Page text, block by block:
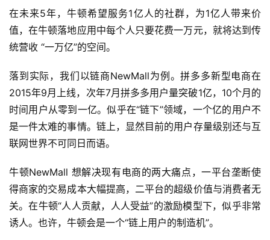
在未来5年，牛顿希望服务1亿人的社群，为1亿人带来价
值，在牛顿落地应用中每个人只要花费一万元，就将达到传
统营收 “一万亿”的空间。
落到实际，我们以链商NewMall为例。拼多多新型电商在
2015年9月上线，次年7月拼多多用户量突破1亿，10个月的
时间用户从零到一亿。似乎在“链下”领域，一个亿的用户不
是一件太难的事情。链上，显然目前的用户存量级别还与互
联网世界不可同日而语。
牛顿NewMall 想解决现有电商的两大痛点，一平台垄断使
得商家的交易成本大幅提高，二平台的超级价值与消费者无
关。在牛顿“人人贡献，人人受益”的激励模型下，似乎非常
诱人。也许，牛顿会是一个“链上用户的制造机”。